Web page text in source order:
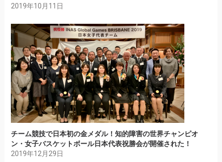
2019年10月11日
チーム競技で日本初の金メダル！知的障害の世界チャンピオ
ン・女子バスケットボール日本代表祝勝会が開催された！
2019年12月29日